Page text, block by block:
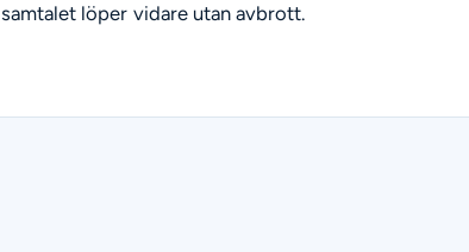
samtalet löper vidare utan avbrott.